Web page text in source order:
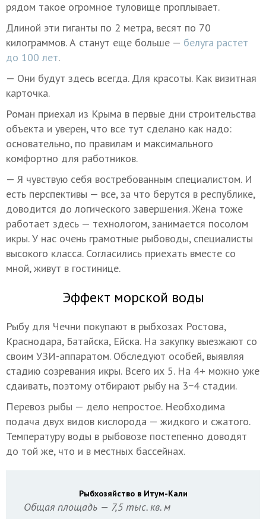
рядом такое огромное туловище проплывает.
Длиной эти гиганты по 2 метра, весят по 70
килограммов. А станут еще больше — белуга растет
до 100 лет.
— Они будут здесь всегда. Для красоты. Как визитная
карточка.
Роман приехал из Крыма в первые дни строительства
объекта и уверен, что все тут сделано как надо:
основательно, по правилам и максимального
комфортно для работников.
— Я чувствую себя востребованным специалистом. И
есть перспективы — все, за что берутся в республике,
доводится до логического завершения. Жена тоже
работает здесь — технологом, занимается посолом
икры. У нас очень грамотные рыбоводы, специалисты
высокого класса. Согласились приехать вместе со
мной, живут в гостинице.
Эффект морской воды
Рыбу для Чечни покупают в рыбхозах Ростова,
Краснодара, Батайска, Ейска. На закупку выезжают со
своим УЗИ-аппаратом. Обследуют особей, выявляя
стадию созревания икры. Всего их 5. На 4+ можно уже
сдаивать, поэтому отбирают рыбу на 3−4 стадии.
Перевоз рыбы — дело непростое. Необходима
подача двух видов кислорода — жидкого и сжатого.
Температуру воды в рыбовозе постепенно доводят
до той же, что и в местных бассейнах.
Рыбхозяйство в Итум-Кали
Общая площадь — 7,5 тыс. кв. м